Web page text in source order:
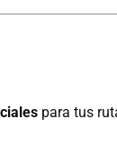
para tus